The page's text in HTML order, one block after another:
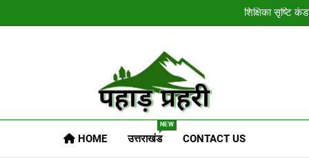
शिक्षिका सृष्टि
उपनिरीक्षक पद से निरीक्षक
उपनिरीक्षक पद से निरीक्षक
*नंदा की चौकी में 12 घंटे में लौटी
HOME उत्तराखंड
NEW
CONTACT US